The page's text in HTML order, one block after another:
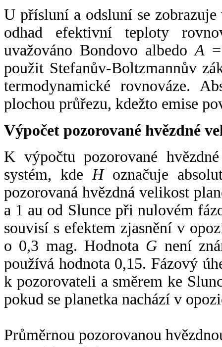
U přísluní a odsluní se
odhad efektivní teploty
uvažováno Bondovo albedoA
použit Stefanův-Boltzmannův
termodynamické rovnováze.
plochou průřezu, kdežto emise
Výpočet pozorované hvězdné
K výpočtu pozorované
systém, kde Hoznačuje
pozorovaná hvězdná velikost
a 1 au od Slunce při nulovém
souvisí s efektem zjasnění v
o 0,3 mag. Hodnota G není
používá hodnota 0,15. Fázový
k pozorovateli a směrem ke
pokud se planetka nachází v
Průměrnou pozorovanou